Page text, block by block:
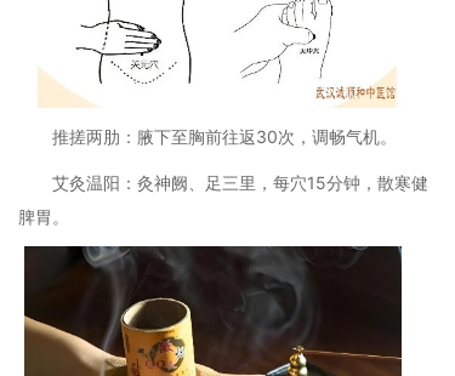
推搓两肋：腋下至胸前往返30次，调畅气机。
艾灸温阳：灸神阙、足三里，每穴15分钟，散寒健
脾胃。